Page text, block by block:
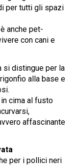
per tutti gli spazi
anche pet-
con cani e
si distingue per la
alla base e
cima al fusto
affascinante
per i pollici neri